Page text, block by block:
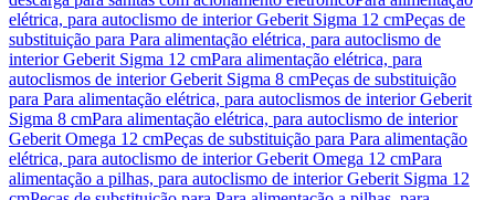
elétrica, para autoclismo de interior Geberit Sigma 12 cmPeças de
substituição para Para alimentação elétrica, para autoclismo de
interior Geberit Sigma 12 cmPara alimentação elétrica, para
autoclismos de interior Geberit Sigma 8 cmPeças de substituição
para Para alimentação elétrica, para autoclismos de interior Geberit
Sigma 8 cmPara alimentação elétrica, para autoclismo de interior
Geberit Omega 12 cmPeças de substituição para Para alimentação
elétrica, para autoclismo de interior Geberit Omega 12 cmPara
alimentação a pilhas, para autoclismo de interior Geberit Sigma 12